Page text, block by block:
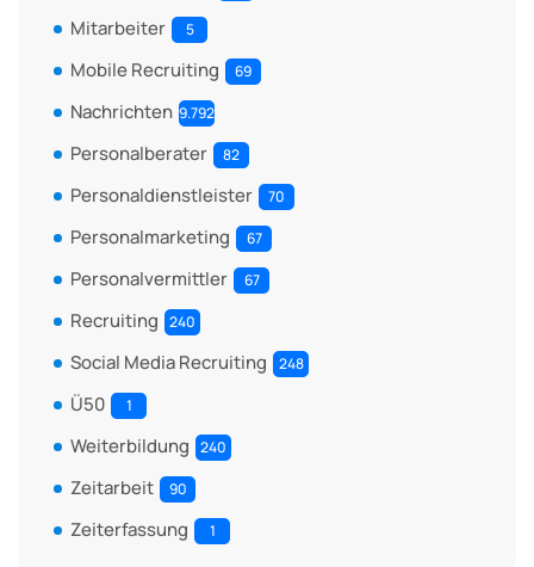
Mitarbeiter 5
Mobile Recruiting 69
Nachrichten 9.792
Personalberater 82
Personaldienstleister 70
Personalmarketing 67
Personalvermittler 67
Recruiting 240
Social Media Recruiting 248
Ü50 1
Weiterbildung 240
Zeitarbeit 90
Zeiterfassung 1